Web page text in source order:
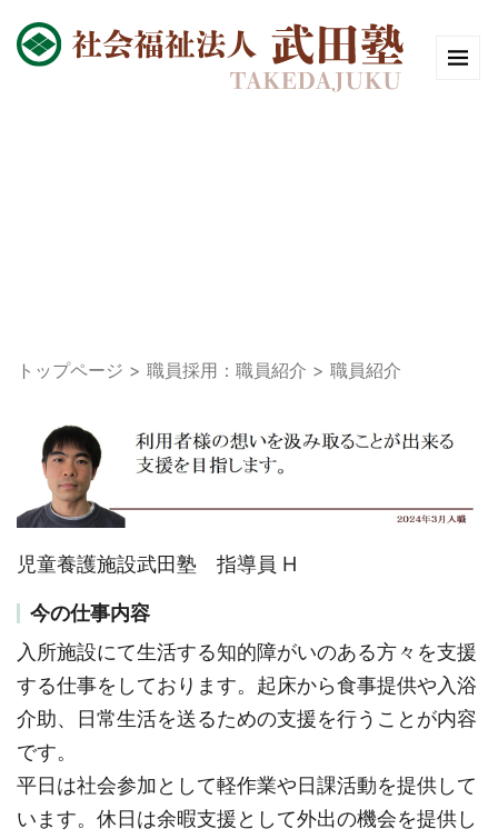
トップページ 職員採用： 職員紹介 職員紹介
児童養護施設武田塾 指導員 H
今の仕事内容
入所施設にて生活する知的障がいのある方々を支援
する仕事をしております。起床から食事提供や入浴
介助、日常生活を送るための支援を行うことが内容
です。
平日は社会参加として軽作業や日課活動を提供して
います。休日は余暇支援として外出の機会を提供し